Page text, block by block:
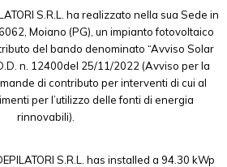
S.R.L. ha realizzato nella sua Sede in
Moiano (PG), un impianto fotovoltaico
del bando denominato “Avviso Solar
n. 12400del 25/11/2022 (Avviso per la
di contributo per interventi di cui al
per l’utilizzo delle fonti di energia
rinnovabili).
S.R.L. has installed a 94.30 kWp